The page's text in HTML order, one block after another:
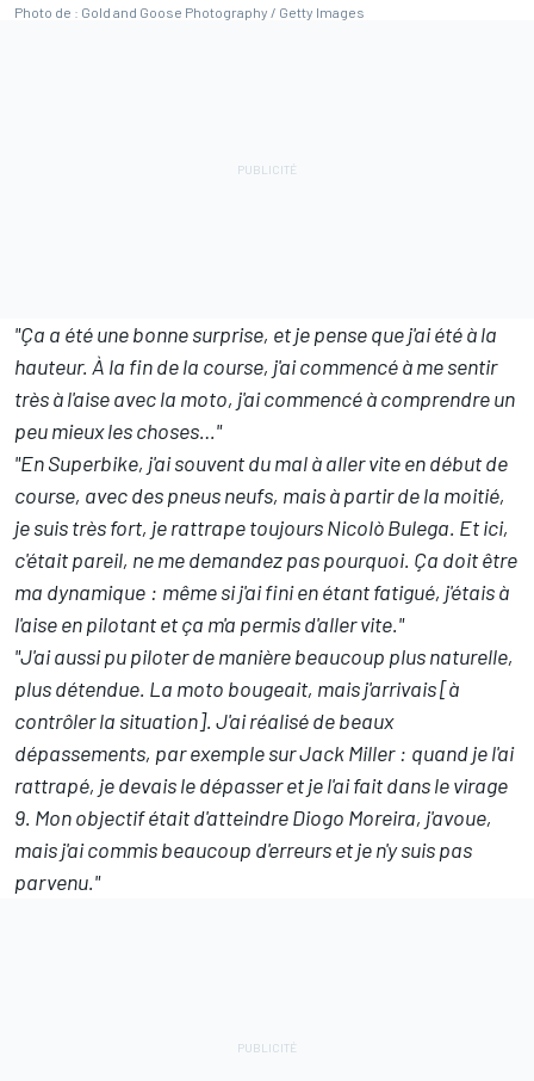
Photo de : Gold and Goose Photography / Getty Images
"Ça a été une bonne surprise, et je pense que j'ai été à la
hauteur. À la fin de la course, j'ai commencé à me sentir
très à l'aise avec la moto, j'ai commencé à comprendre un
peu mieux les choses…"
"En Superbike, j'ai souvent du mal à aller vite en début de
course, avec des pneus neufs, mais à partir de la moitié,
je suis très fort, je rattrape toujours Nicolò Bulega. Et ici,
c'était pareil, ne me demandez pas pourquoi. Ça doit être
ma dynamique : même si j'ai fini en étant fatigué, j'étais à
l'aise en pilotant et ça m'a permis d'aller vite."
"J'ai aussi pu piloter de manière beaucoup plus naturelle,
plus détendue. La moto bougeait, mais j'arrivais [à
contrôler la situation]. J'ai réalisé de beaux
dépassements, par exemple sur Jack Miller : quand je l'ai
rattrapé, je devais le dépasser et je l'ai fait dans le virage
9. Mon objectif était d'atteindre Diogo Moreira, j'avoue,
mais j'ai commis beaucoup d'erreurs et je n'y suis pas
parvenu."